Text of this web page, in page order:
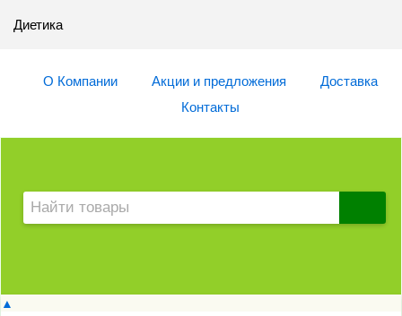
Диетика
О Компании Акции и предложения
Доставка
Контакты
▲